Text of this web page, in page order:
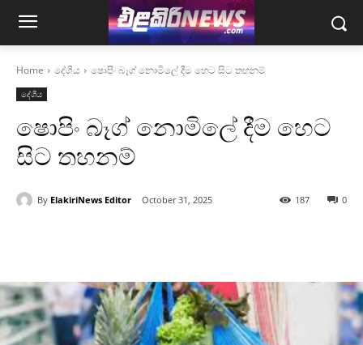
Home දේශීය ෂොපිං බෑග් නොමිලේ දීම හෙට සිට තහනම්
දේශීය
ෂොපිං බෑග් නොමිලේ දීම හෙට
සිට තහනම්
By ElakiriNews Editor October 31, 2025 0
187